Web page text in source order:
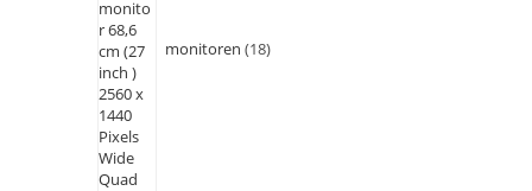
monitoren 18